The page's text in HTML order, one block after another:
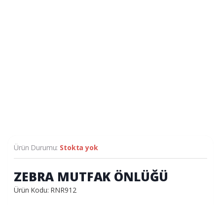
Ürün Durumu: Stokta yok
ZEBRA MUTFAK ÖNLÜĞÜ
Ürün Kodu: RNR912